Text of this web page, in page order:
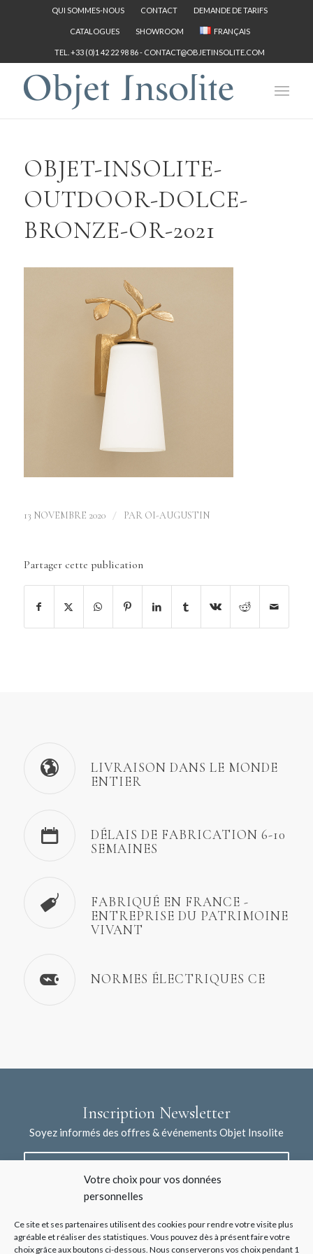
Votre choix pour vos données
personnelles
Ce site et ses partenaires utilisent des cookies pour rendre votre visite plus
agréable et réaliser des statistiques. Vous pouvez dès à présent faire votre
choix grâce aux boutons ci-dessous. Nous conserverons vos choix pendant 1
QUI SOMMES-NOUS CONTACT DEMANDE DE TARIFS
CATALOGUES SHOWROOM FRANÇAIS
TEL. +33 (0)1 42 22 98 86 - CONTACT@OBJETINSOLITE.COM
OBJET-INSOLITE-
OUTDOOR-DOLCE-
BRONZE-OR-2021
13 NOVEMBRE 2020 / PAR OI-AUGUSTIN
Partager cette publication
LIVRAISON DANS LE MONDE
ENTIER
DÉLAIS DE FABRICATION 6-10
SEMAINES
FABRIQUÉ EN FRANCE -
ENTREPRISE DU PATRIMOINE
VIVANT
NORMES ÉLECTRIQUES CE
Inscription Newsletter
Soyez informés des offres & événements Objet Insolite